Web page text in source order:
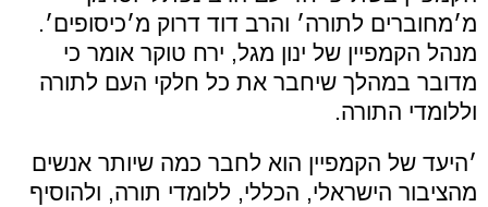
מ׳מחוברים לתורה׳ והרב דוד דרוק מ׳כיסופים׳.
מנהל הקמפיין של ינון מגל, ירח טוקר אומר כי
מדובר במהלך שיחבר את כל חלקי העם לתורה
וללומדי התורה.
׳היעד של הקמפיין הוא לחבר כמה שיותר אנשים
מהציבור הישראלי, הכללי, ללומדי תורה, ולהוסיף